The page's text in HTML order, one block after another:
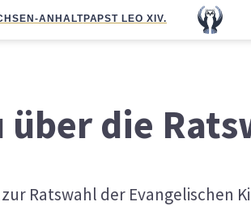
ANHALTPAPST LEO XIV.
über die
Ratswahl der Evangelischen